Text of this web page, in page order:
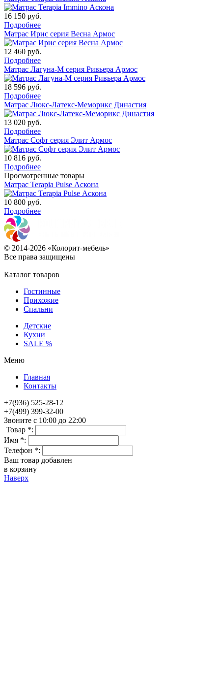
16 150 руб.
Подробнее
Матрас Ирис серия Весна Армос
12 460 руб.
Подробнее
Матрас Лагуна-М серия Ривьера Армос
18 596 руб.
Подробнее
Матрас Люкс-Латекс-Меморикс Династия
13 020 руб.
Подробнее
Матрас Софт серия Элит Армос
10 816 руб.
Подробнее
Просмотренные товары
Матрас Terapia Pulse Аскона
10 800 руб.
Подробнее
© 2014-2026 «Колорит-мебель»
Все права защищены
Каталог товаров
Гостинные
Прихожие
Спальни
Детские
Кухни
SALE %
Меню
Главная
Контакты
+7(936) 525-28-12
+7(499) 399-32-00
Звоните с 10:00 до 22:00
Товар *:
Имя *:
Телефон *:
Ваш товар добавлен
в корзину
Наверх